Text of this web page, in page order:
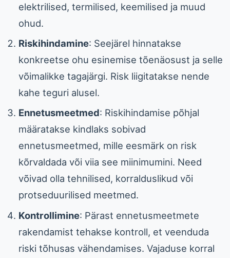
elektrilised, termilised, keemilised ja muud
ohud.
Riskihindamine: Seejärel hinnatakse
konkreetse ohu esinemise tõenäosust ja selle
võimalikke tagajärgi. Risk liigitatakse nende
kahe teguri alusel.
Ennetusmeetmed: Riskihindamise põhjal
määratakse kindlaks sobivad
ennetusmeetmed, mille eesmärk on risk
kõrvaldada või viia see miinimumini. Need
võivad olla tehnilised, korralduslikud või
protseduurilised meetmed.
Kontrollimine: Pärast ennetusmeetmete
rakendamist tehakse kontroll, et veenduda
riski tõhusas vähendamises. Vajaduse korral